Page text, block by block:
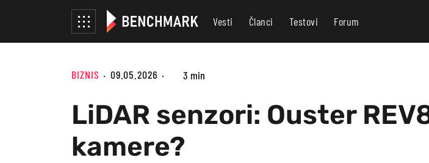
Vesti Članci Testovi Forum
BIZNIS 09.05.2026 3 min
LiDAR senzori: Ouster
kamere?